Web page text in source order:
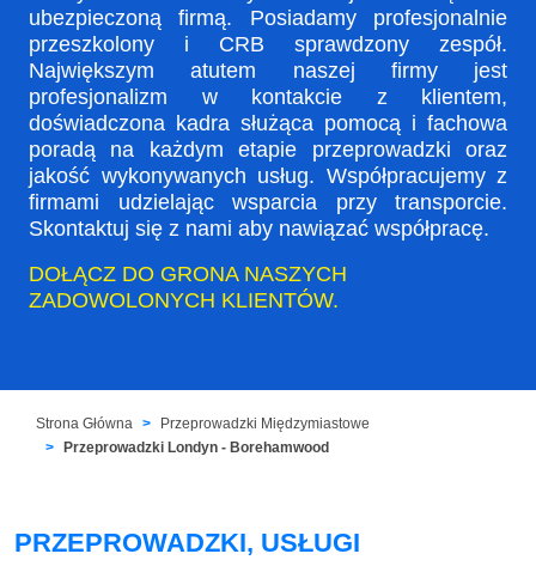
ubezpieczoną firmą. Posiadamy profesjonalnie
przeszkolony i CRB sprawdzony zespół.
Największym atutem naszej firmy jest
profesjonalizm w kontakcie z klientem,
doświadczona kadra służąca pomocą i fachowa
poradą na każdym etapie przeprowadzki oraz
jakość wykonywanych usług. Współpracujemy z
firmami udzielając wsparcia przy transporcie.
Skontaktuj się z nami aby nawiązać współpracę.
DOŁĄCZ DO GRONA NASZYCH
ZADOWOLONYCH KLIENTÓW.
Strona Główna
Przeprowadzki Międzymiastowe
Przeprowadzki Londyn - Borehamwood
PRZEPROWADZKI, USŁUGI